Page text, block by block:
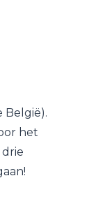
België).
het
drie